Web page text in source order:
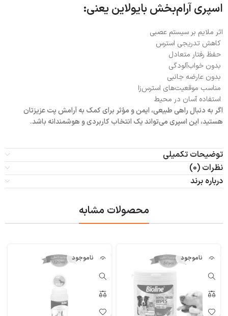
اسپری آرام‌بخش بایولاین یعنی:
اثر ملایم بر سیستم عصبی
کاهش تدریجی استرس
حفظ رفتار متعادل
بدون خواب‌آلودگی
بدون عارضه جانبی
مناسب موقعیت‌های استرس‌زا
استفاده آسان در محیط
اگر به دنبال راهی طبیعی، ایمن و مؤثر برای کمک به آرامش پت عزیزتان
هستید، این اسپری می‌تواند یک انتخاب کاربردی و هوشمندانه باشد.
توضیحات تکمیلی
نظرات (0)
درباره برند
محصولات مشابه
ناموجود ناموجود